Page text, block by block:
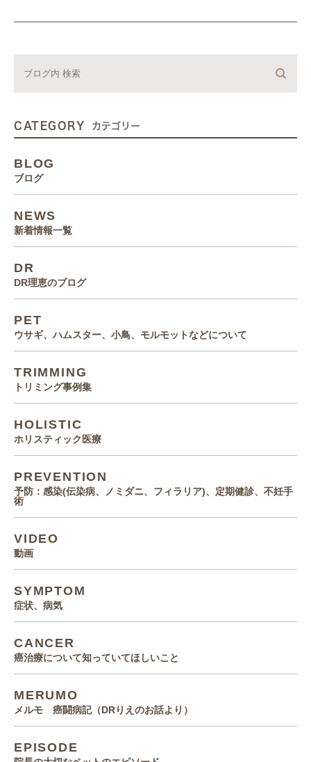
CATEGORY カテゴリー
BLOG
ブログ
NEWS
新着情報一覧
DR
DR理恵のブログ
PET
ウサギ、ハムスター、小鳥、モルモットなどについて
TRIMMING
トリミング事例集
HOLISTIC
ホリスティック医療
PREVENTION
予防：感染(伝染病、ノミダニ、フィラリア)、定期健診、不妊手
術
VIDEO
動画
SYMPTOM
症状、病気
CANCER
癌治療について知っていてほしいこと
MERUMO
メルモ 癌闘病記（DRりえのお話より）
EPISODE